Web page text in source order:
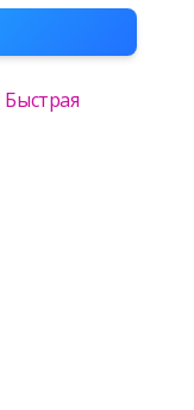
Быстрая